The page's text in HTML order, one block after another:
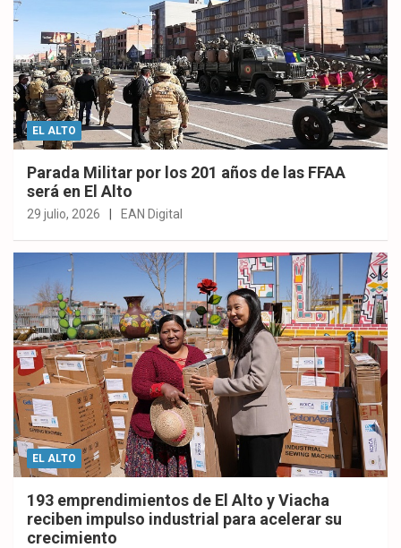
EL ALTO
Parada Militar por los 201 años de las FFAA
será en El Alto
29 julio, 2026 EAN Digital
EL ALTO
193 emprendimientos de El Alto y Viacha
reciben impulso industrial para acelerar su
crecimiento